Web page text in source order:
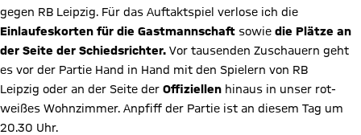
gegen RB Leipzig. Für das Auftaktspiel verlose ich die
Einlaufeskorten für die Gastmannschaft sowie die Plätze an
der Seite der Schiedsrichter. Vor tausenden Zuschauern geht
es vor der Partie Hand in Hand mit den Spielern von RB
Leipzig oder an der Seite der Offiziellen hinaus in unser rot-
weißes Wohnzimmer. Anpfiff der Partie ist an diesem Tag um
20.30 Uhr.